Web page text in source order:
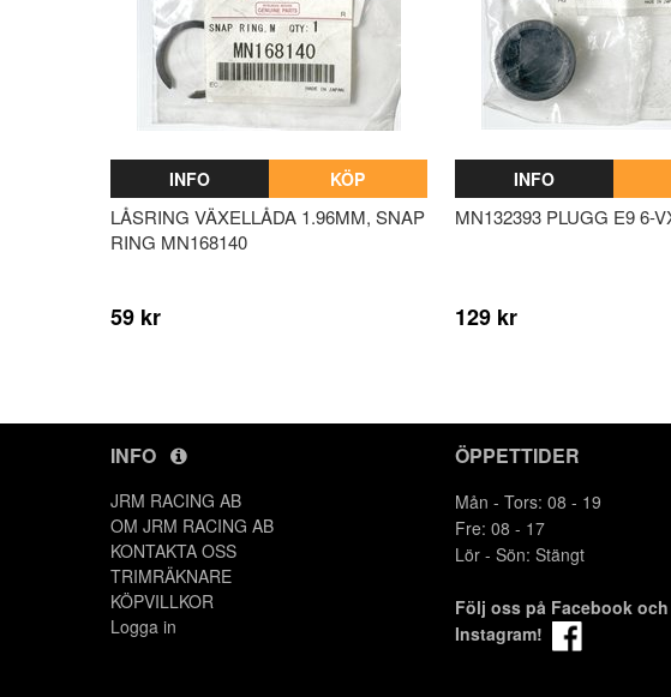
INFO KÖP
LÅSRING VÄXELLÅDA 1.96MM, SNAP
RING MN168140
59 kr
INFO
MN132393 PLUGG E9 6-
129 kr
INFO
JRM RACING AB
OM JRM RACING AB
KONTAKTA OSS
TRIMRÄKNARE
KÖPVILLKOR
Logga in
ÖPPETTIDER
Mån - Tors: 08 - 19
Fre: 08 - 17
Lör - Sön: Stängt
Följ oss på Facebook och
Instagram!